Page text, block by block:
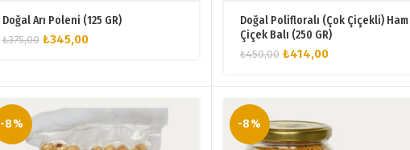
Doğal Arı Poleni (125 GR)
₺375,00 Orijinal
₺345,00Şu
₺345,00.
Doğal Polifloralı (Çok Çiçekli) Ham
Çiçek Balı (250 GR)
₺450,00 Orijinal
₺450,00.
₺414,00Şu
fiyat:
-8% -8%